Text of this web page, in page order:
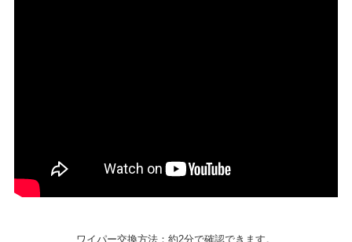
ワイパー交換方法：約2分で確認できます。